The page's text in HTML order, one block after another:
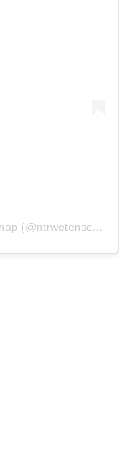
Een bericht gedeeld door NTR Wetenschap (@ntrwetenschap)